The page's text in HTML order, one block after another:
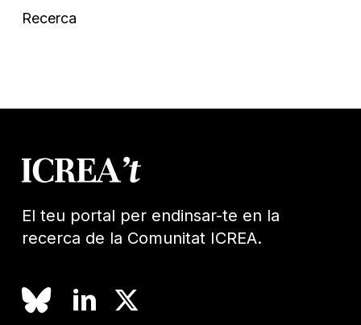
Recerca
El teu portal per endinsar-te en la
recerca de la Comunitat ICREA.